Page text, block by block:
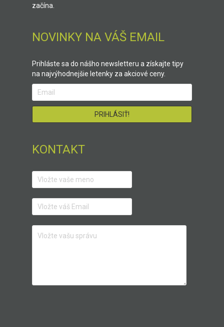
začína.
NOVINKY NA VÁŠ EMAIL
Prihláste sa do nášho newsletteru a získajte tipy
na najvýhodnejšie letenky za akciové ceny.
KONTAKT